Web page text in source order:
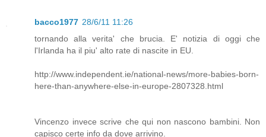
bacco1977 28/6/11 11:26
tornando alla verita' che brucia. E' notizia di oggi che
l'Irlanda ha il piu' alto rate di nascite in EU.
http://www.independent.ie/national-news/more-babies-born-
here-than-anywhere-else-in-europe-2807328.html
Vincenzo invece scrive che qui non nascono bambini. Non
capisco certe info da dove arrivino.